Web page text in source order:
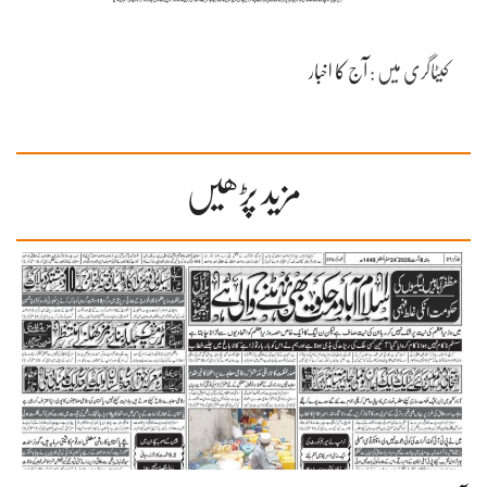
کیٹاگری میں : آج کا اخبار
مزید پڑھیں